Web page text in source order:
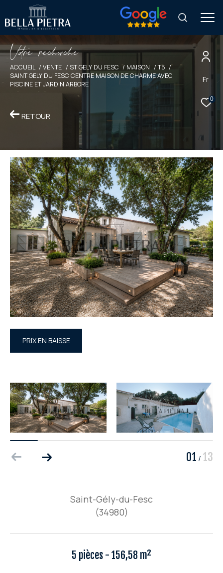
Fr
0
Vore recece
ACCUEIL VENTE ST GELY DU FESC MAISON
T5
SAINT GELY DU FESC CENTRE MAISON DE CHARME AVEC
PISCINE ET JARDIN ARBORE
RETOUR
PRIX EN BAISSE
01 / 13
Saint-Gély-du-Fesc
(34980)
5 pièces - 156,58 m²